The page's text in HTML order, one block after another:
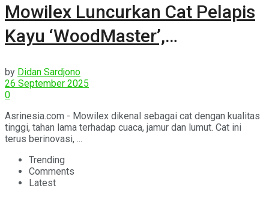
Mowilex Luncurkan Cat Pelapis
Kayu ‘WoodMaster’,
by Didan Sardjono
26 September 2025
0
Asrinesia.com - Mowilex dikenal sebagai cat dengan kualitas
tinggi, tahan lama terhadap cuaca, jamur dan lumut. Cat ini
terus berinovasi, ...
Trending
Comments
Latest